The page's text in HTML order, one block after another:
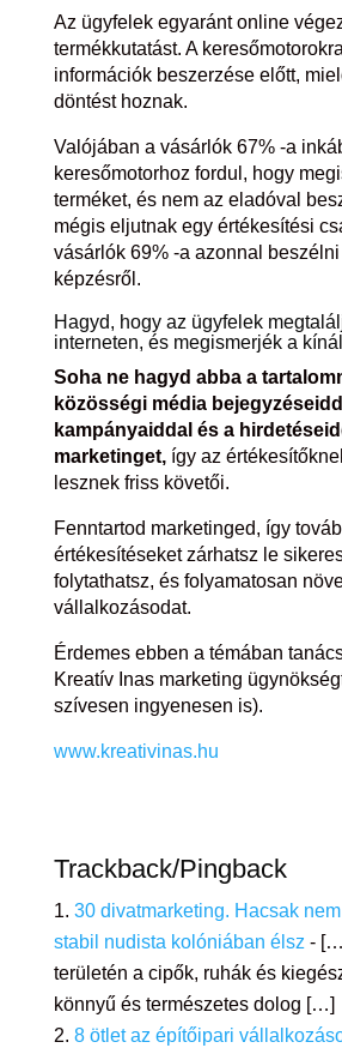
Az ügyfelek egyaránt online
termékkutatást. A
információk beszerzése előtt,
döntést hoznak.
Valójában a vásárlók 67% -a
keresőmotorhoz fordul, hogy
terméket, és nem az eladóval
mégis eljutnak egy értékesítési
vásárlók 69% -a azonnal
képzésről.
Hagyd, hogy az ügyfelek
interneten, és megismerjék a
Soha ne hagyd abba a
közösségi média
kampányaiddal és a
marketinget,így az
lesznek friss követői.
Fenntartod marketinged, így
értékesítéseket zárhatsz le
folytathatsz, és folyamatosan
vállalkozásodat.
Érdemes ebben a témában
Kreatív Inas marketing
szívesen ingyenesen is).
www.kreativinas.hu
Trackback/Pingback
30 divatmarketing. Hacsak
stabil nudista kolóniában élsz-
területén a cipők, ruhák és
könnyű és természetes dolog […]
8 ötlet az építőipari